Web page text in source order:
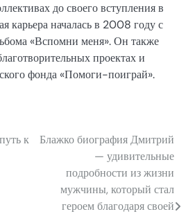
до своего вступления в
карьера началась в 2008 году с
«Вспомни меня». Он также
проектах и
фонда «Помоги-поиграй».
к
Блажко биография Дмитрий
— удивительные
подробности из жизни
мужчины, который стал
героем благодаря своей